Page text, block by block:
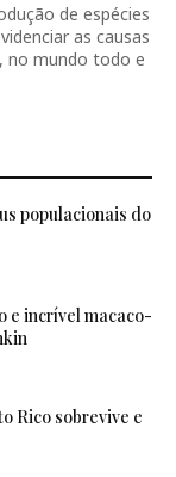
de espécies
as causas
no mundo todo e
populacionais do
e incrível macaco-
Rico sobrevive e